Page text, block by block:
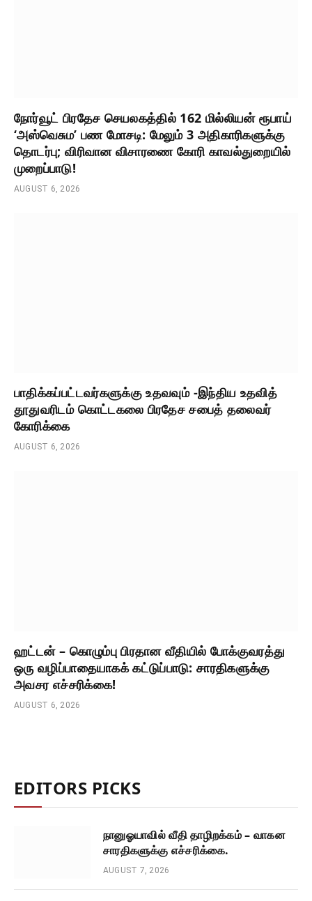
நோர்வூட் பிரதேச செயலகத்தில் 162 மில்லியன் ரூபாய்
‘அஸ்வெசும’ பண மோசடி: மேலும் 3 அதிகாரிகளுக்கு
தொடர்பு; விரிவான விசாரணை கோரி காவல்துறையில்
முறைப்பாடு!
AUGUST 6, 2026
பாதிக்கப்பட்டவர்களுக்கு உதவவும் -இந்திய உதவித்
தூதுவரிடம் கொட்டகலை பிரதேச சபைத் தலைவர்
கோரிக்கை
AUGUST 6, 2026
ஹட்டன் – கொழும்பு பிரதான வீதியில் போக்குவரத்து
ஒரு வழிப்பாதையாகக் கட்டுப்பாடு: சாரதிகளுக்கு
அவசர எச்சரிக்கை!
AUGUST 6, 2026
EDITORS PICKS
நானுஓயாவில் வீதி தாழிறக்கம் – வாகன
சாரதிகளுக்கு எச்சரிக்கை.
AUGUST 7, 2026